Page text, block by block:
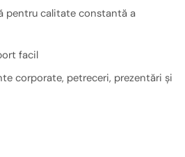
pentru calitate constantă a
facil
corporate, petreceri, prezentări și